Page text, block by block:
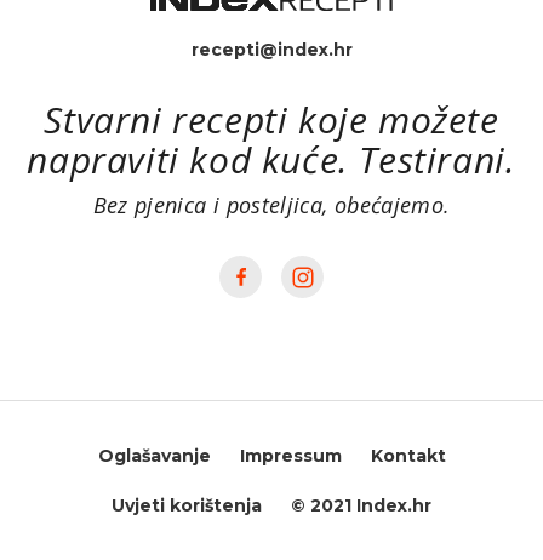
recepti@index.hr
Stvarni recepti koje možete
napraviti kod kuće. Testirani.
Bez pjenica i posteljica, obećajemo.
Oglašavanje Impressum Kontakt
Uvjeti korištenja © 2021 Index.hr